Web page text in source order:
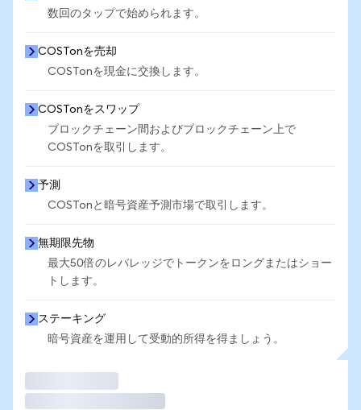
数回のタップで始められます。
COSTonを売却
COSTonを現金に交換します。
COSTonをスワップ
ブロックチェーン間およびブロックチェーン上で
COSTonを取引します。
予測
COSTonと暗号資産予測市場で取引します。
無期限先物
最大50倍のレバレッジでトークンをロングまたはショー
トします。
ステーキング
暗号資産を運用して受動的所得を得ましょう。